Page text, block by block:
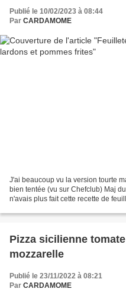
Publié le 10/02/2023 à 08:44
Par CARDAMOME
J'ai beaucoup vu la version tourte
bien tentée (vu sur Chefclub) Maj
n'avais plus fait cette recette de
Pizza sicilienne
mozzarelle
Publié le 23/11/2022 à 08:21
Par CARDAMOME